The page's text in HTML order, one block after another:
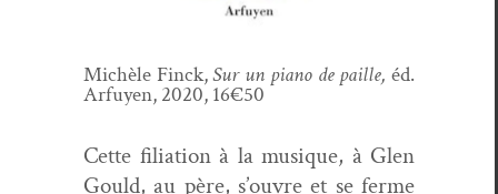
Michèle Finck,Sur un piano de paille, éd.
Arfuyen, 2020, 16€50
Cette fil­i­a­tion à la musique, à Glen
Gould, au père, s’ouvre et se ferme